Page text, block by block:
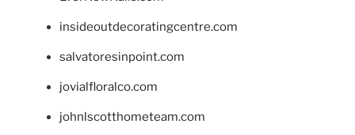
insideoutdecoratingcentre.com
salvatoresinpoint.com
jovialfloralco.com
johnlscotthometeam.com